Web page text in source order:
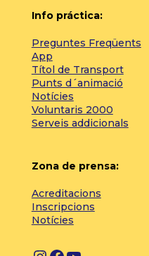
Info práctica:
Preguntes Freqüents
App
Títol de Transport
Punts d´animació
Notícies
Voluntaris 2000
Serveis addicionals
Zona de prensa:
Acreditacions
Inscripcions
Notícies